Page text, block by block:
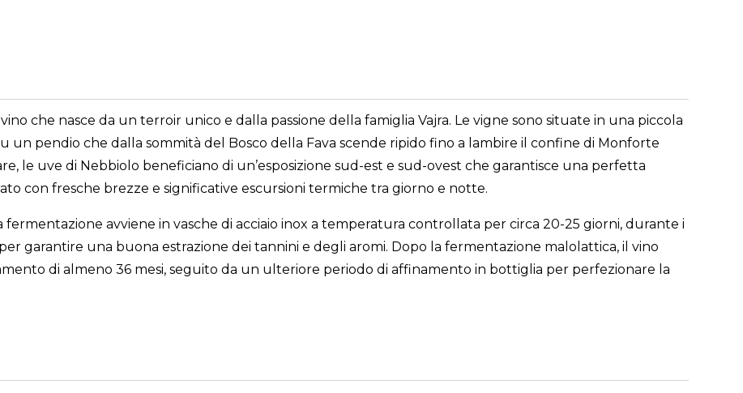
vino che nasce da un terroir unico e dalla passione della famiglia Vajra. Le vigne sono situate in una piccola
un pendio che dalla sommità del Bosco della Fava scende ripido fino a lambire il confine di Monforte
le uve di Nebbiolo beneficiano di un’esposizione sud-est e sud-ovest che garantisce una perfetta
con fresche brezze e significative escursioni termiche tra giorno e notte.
avviene in vasche di acciaio inox a temperatura controllata per circa 20-25 giorni, durante i
garantire una buona estrazione dei tannini e degli aromi. Dopo la fermentazione malolattica, il vino
di almeno 36 mesi, seguito da un ulteriore periodo di affinamento in bottiglia per perfezionare la